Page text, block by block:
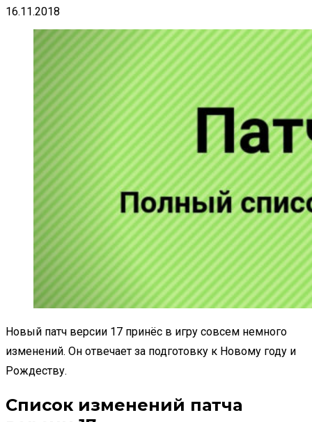
16.11.2018
Новый патч версии 17 принёс в игру совсем немного
изменений. Он отвечает за подготовку к Новому году и
Рождеству.
Список изменений патча